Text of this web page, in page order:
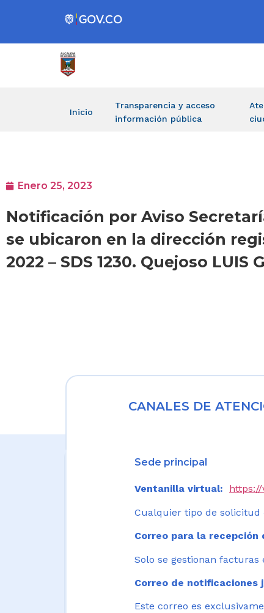
Inicio
Transparencia y acceso
información pública
Enero 25, 2023
Notificación por Aviso
se ubicaron en la dirección
2022 – SDS 1230. Quejoso LUIS
CANALES DE
Sede principal
Ventanilla virtual: https://
Cualquier tipo de solicitud
Correo para la
Solo se gestionan
Correo de notificaciones
Este correo es